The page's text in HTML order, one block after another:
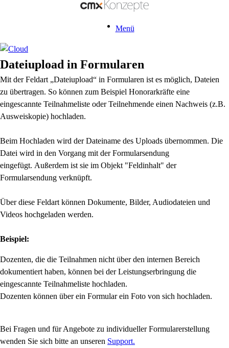
Menü
Dateiupload in Formularen
Mit der Feldart „Dateiupload“ in Formularen ist es möglich, Dateien
zu übertragen. So können zum Beispiel Honorarkräfte eine
eingescannte Teilnahmeliste oder Teilnehmende einen Nachweis (z.B.
Ausweiskopie) hochladen.
Beim Hochladen wird der Dateiname des Uploads übernommen. Die
Datei wird in den Vorgang mit der Formularsendung
eingefügt. Außerdem ist sie im Objekt "Feldinhalt" der
Formularsendung verknüpft.
Über diese Feldart können Dokumente, Bilder, Audiodateien und
Videos hochgeladen werden.
Beispiel:
Dozenten, die die Teilnahmen nicht über den internen Bereich
dokumentiert haben, können bei der Leistungserbringung die
eingescannte Teilnahmeliste hochladen.
Dozenten können über ein Formular ein Foto von sich hochladen.
Bei Fragen und für Angebote zu individueller Formularerstellung
wenden Sie sich bitte an unseren Support.